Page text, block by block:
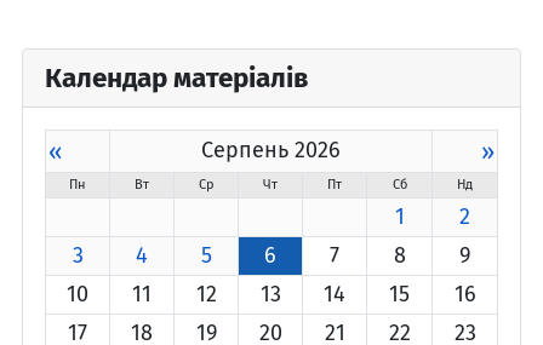
Календар матеріалів
« Серпень 2026 »
Пн Вт Ср Чт Пт Сб Нд
1
2
3
4 5 6 7 8
9
10
11 12 13 14 15
16
17
18 19 20 21 22
23